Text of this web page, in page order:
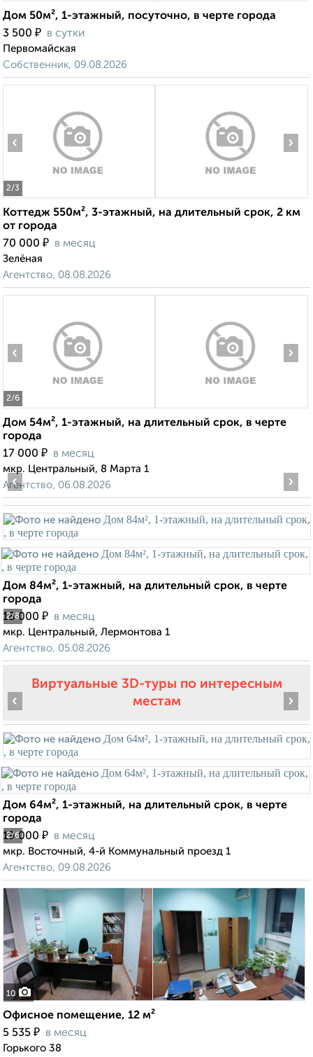
Дом 50м², 1-этажный, посуточно, в черте города
3 500 ₽ в сутки
Первомайская
Собственник, 09.08.2026
2/3
‹ ›
Коттедж 550м², 3-этажный, на длительный срок, 2 км
от города
70 000 ₽ в месяц
Зелёная
Агентство, 08.08.2026
2/6
‹ ›
Дом 54м², 1-этажный, на длительный срок, в черте
города
17 000 ₽ в месяц
мкр. Центральный, 8 Марта 1
Агентство, 06.08.2026
2/8
‹ ›
Дом 84м², 1-этажный, на длительный срок, в черте
города
18 000 ₽ в месяц
мкр. Центральный, Лермонтова 1
Агентство, 05.08.2026
Виртуальные 3D-туры по интересным
местам
2/6
‹ ›
Дом 64м², 1-этажный, на длительный срок, в черте
города
19 000 ₽ в месяц
мкр. Восточный, 4-й Коммунальный проезд 1
Агентство, 09.08.2026
10
Офисное помещение, 12 м²
5 535 ₽ в месяц
Горького 38